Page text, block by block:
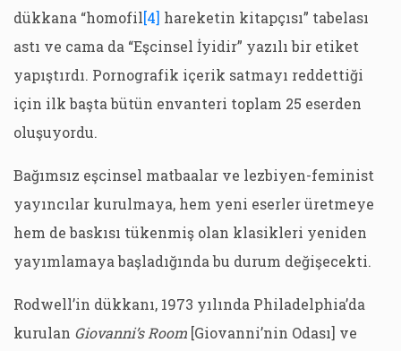
dükkana “homofil[4] hareketin kitapçısı” tabelası
astı ve cama da “Eşcinsel İyidir” yazılı bir etiket
yapıştırdı. Pornografik içerik satmayı reddettiği
için ilk başta bütün envanteri toplam 25 eserden
oluşuyordu.
Bağımsız eşcinsel matbaalar ve lezbiyen-feminist
yayıncılar kurulmaya, hem yeni eserler üretmeye
hem de baskısı tükenmiş olan klasikleri yeniden
yayımlamaya başladığında bu durum değişecekti.
Rodwell’in dükkanı, 1973 yılında Philadelphia’da
kurulan Giovanni’s Room [Giovanni’nin Odası] ve